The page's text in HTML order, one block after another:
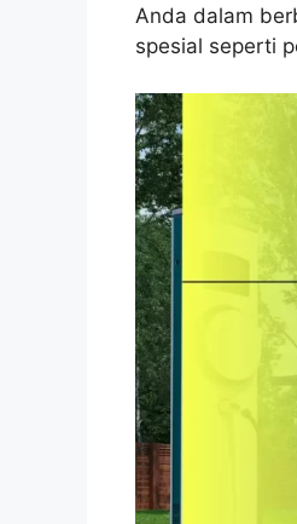
Anda dalam
spesial seperti